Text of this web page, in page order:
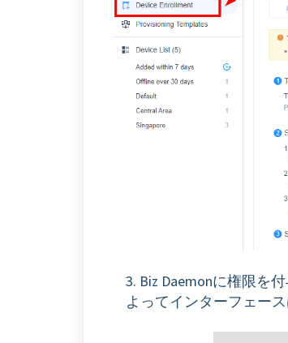
3. Biz Daemonに権限を
よってインターフェー